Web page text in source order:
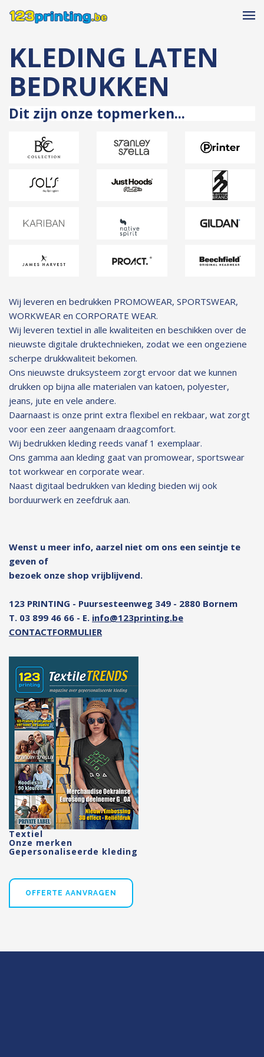
KLEDING LATEN
BEDRUKKEN
Dit zijn onze topmerken...
Wij leveren en bedrukken PROMOWEAR, SPORTSWEAR,
WORKWEAR en CORPORATE WEAR.
Wij leveren textiel in alle kwaliteiten en beschikken over de
nieuwste digitale druktechnieken, zodat we een ongeziene
scherpe drukkwaliteit bekomen.
Ons nieuwste druksysteem zorgt ervoor dat we kunnen
drukken op bijna alle materialen van katoen, polyester,
jeans, jute en vele andere.
Daarnaast is onze print extra flexibel en rekbaar, wat zorgt
voor een zeer aangenaam draagcomfort.
Wij bedrukken kleding reeds vanaf 1 exemplaar.
Ons gamma aan kleding gaat van promowear, sportswear
tot workwear en corporate wear.
Naast digitaal bedrukken van kleding bieden wij ook
borduurwerk en zeefdruk aan.
Wenst u meer info, aarzel niet om ons een seintje te
geven of
bezoek onze shop vrijblijvend.
123 PRINTING - Puursesteenweg 349 - 2880 Bornem
T. 03 899 46 66 - E. info@123printing.be
CONTACTFORMULIER
Textiel
Onze merken
Gepersonaliseerde kleding
OFFERTE AANVRAGEN